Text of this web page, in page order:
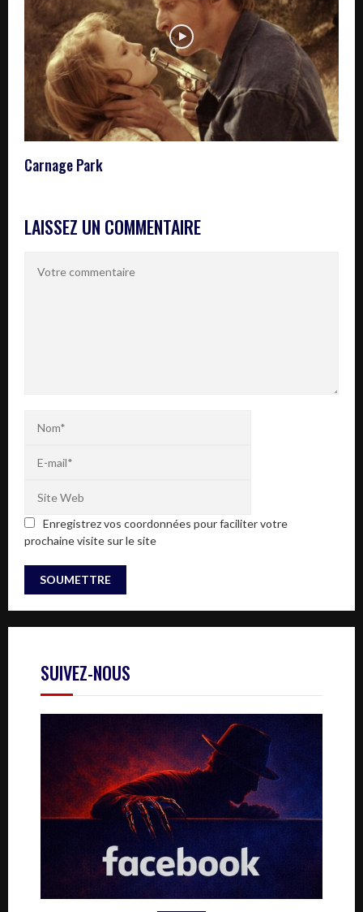
Carnage Park
LAISSEZ UN COMMENTAIRE
Enregistrez vos coordonnées pour faciliter votre
prochaine visite sur le site
SUIVEZ-NOUS